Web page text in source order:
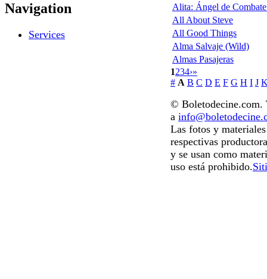
Navigation
Services
Alita: Ángel de
All About Steve
All Good Things
Alma Salvaje (Wild)
Almas Pasajeras
1234›»
# A B C D E F G H I J
© Boletodecine.com.
a
Las fotos y
respectivas
y se usan como
uso está prohibido.